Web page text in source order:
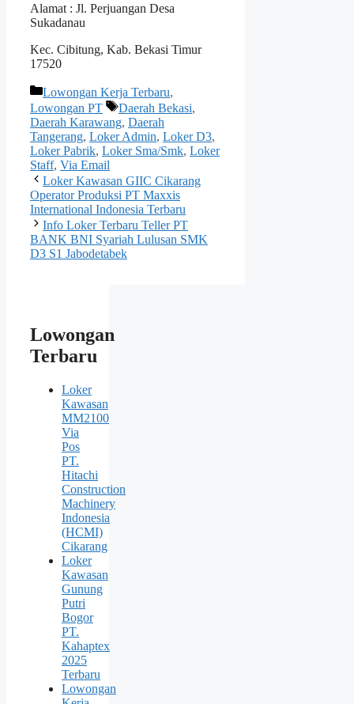
Alamat : Jl. Perjuangan Desa
Sukadanau
Kec. Cibitung, Kab. Bekasi Timur
17520
Kategori
Lowongan Kerja Terbaru,
Lowongan PT
Tag
Daerah Bekasi,
Daerah Karawang, Daerah
Tangerang, Loker Admin, Loker D3,
Loker Pabrik, Loker Sma/Smk, Loker
Staff, Via Email
Loker Kawasan GIIC Cikarang
Operator Produksi PT Maxxis
International Indonesia Terbaru
Info Loker Terbaru Teller PT
BANK BNI Syariah Lulusan SMK
D3 S1 Jabodetabek
Lowongan
Terbaru
Loker
Kawasan
MM2100
Via
Pos
PT.
Hitachi
Construction
Machinery
Indonesia
(HCMI)
Cikarang
Loker
Kawasan
Gunung
Putri
Bogor
PT.
Kahaptex
2025
Terbaru
Lowongan